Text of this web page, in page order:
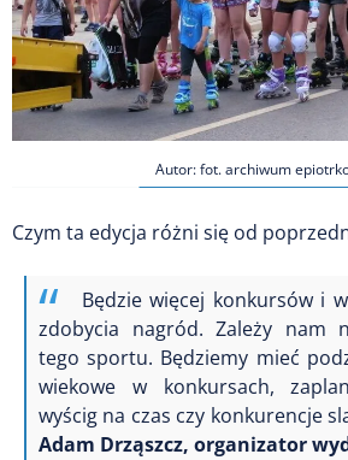
Autor: fot. archiwum
Czym ta edycja różni się od
Będzie więcej konkursów i
zdobycia nagród. Zależy nam
tego sportu. Będziemy mieć
wiekowe w konkursach,
wyścig na czas czy konkurencje
Adam Drząszcz, organizator